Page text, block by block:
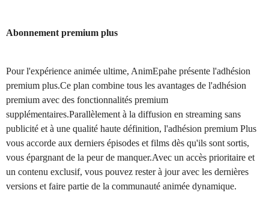
Abonnement premium plus
Pour l'expérience animée ultime, AnimEpahe présente l'adhésion
premium plus.Ce plan combine tous les avantages de l'adhésion
premium avec des fonctionnalités premium
supplémentaires.Parallèlement à la diffusion en streaming sans
publicité et à une qualité haute définition, l'adhésion premium Plus
vous accorde aux derniers épisodes et films dès qu'ils sont sortis,
vous épargnant de la peur de manquer.Avec un accès prioritaire et
un contenu exclusif, vous pouvez rester à jour avec les dernières
versions et faire partie de la communauté animée dynamique.